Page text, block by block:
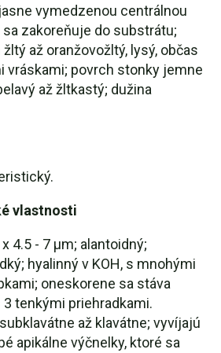
vymedzenou centrálnou
zakoreňuje do substrátu;
až oranžovožltý, lysý, občas
vráskami; povrch stonky jemne
až žltkastý; dužina
vlastnosti
4.5 - 7 µm; alantoidný;
hyalinný v KOH, s mnohými
oneskorene sa stáva
tenkými priehradkami.
až klavátne; vyvíjajú
apikálne výčnelky, ktoré sa